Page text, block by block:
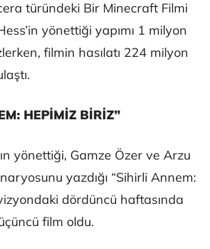
türündeki Bir Minecraft Filmi
yönettiği yapımı 1 milyon
filmin hasılatı 224 milyon
HEPİMİZ BİRİZ”
yönettiği, Gamze Özer ve Arzu
yazdığı “Sihirli Annem:
dördüncü haftasında
film oldu.